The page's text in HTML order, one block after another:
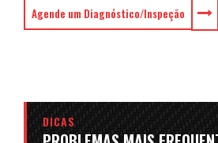
Agende um Diagnóstico/Inspeção
DICAS